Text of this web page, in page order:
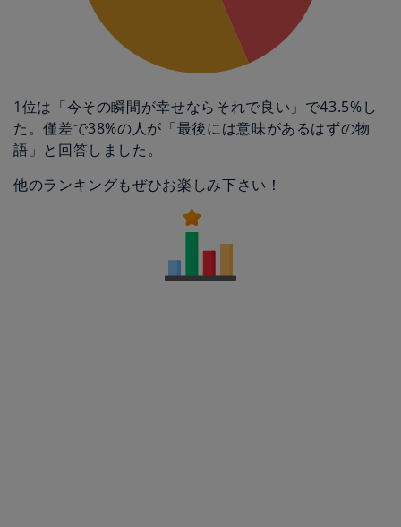
1位は「今その瞬間が幸せならそれで良い」で43.5%し
た。僅差で38%の人が「最後には意味があるはずの物
語」と回答しました。
他のランキングもぜひお楽しみ下さい！